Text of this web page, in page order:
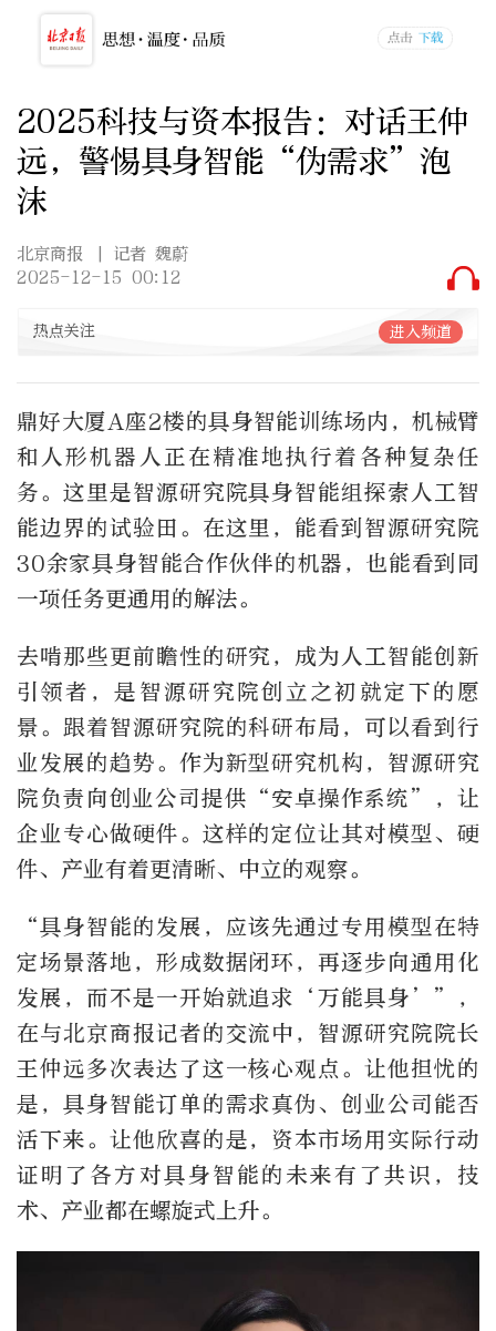
2025科技与资本报告：对话王仲
远，警惕具身智能“伪需求”泡
沫
北京商报
| 记者 魏蔚
2025-12-15 00:12
热点关注 进入频道
鼎好大厦A座2楼的具身智能训练场内，机械臂
和人形机器人正在精准地执行着各种复杂任
务。这里是智源研究院具身智能组探索人工智
能边界的试验田。在这里，能看到智源研究院
30余家具身智能合作伙伴的机器，也能看到同
一项任务更通用的解法。
去啃那些更前瞻性的研究，成为人工智能创新
引领者，是智源研究院创立之初就定下的愿
景。跟着智源研究院的科研布局，可以看到行
业发展的趋势。作为新型研究机构，智源研究
院负责向创业公司提供“安卓操作系统”，让
企业专心做硬件。这样的定位让其对模型、硬
件、产业有着更清晰、中立的观察。
“具身智能的发展，应该先通过专用模型在特
定场景落地，形成数据闭环，再逐步向通用化
发展，而不是一开始就追求‘万能具身’”，
在与北京商报记者的交流中，智源研究院院长
王仲远多次表达了这一核心观点。让他担忧的
是，具身智能订单的需求真伪、创业公司能否
活下来。让他欣喜的是，资本市场用实际行动
证明了各方对具身智能的未来有了共识，技
术、产业都在螺旋式上升。